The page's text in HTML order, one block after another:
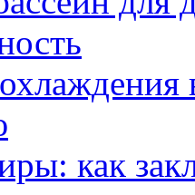
как